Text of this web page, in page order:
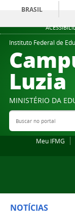
BRASIL
Instituto Federal de
Luzia
MINISTÉRIO DA
Buscar no portal
Meu IFMG
NOTÍCIAS